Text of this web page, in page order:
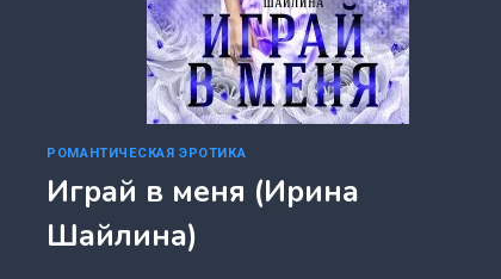
РОМАНТИЧЕСКАЯ ЭРОТИКА
Играй в меня (Ирина
Шайлина)